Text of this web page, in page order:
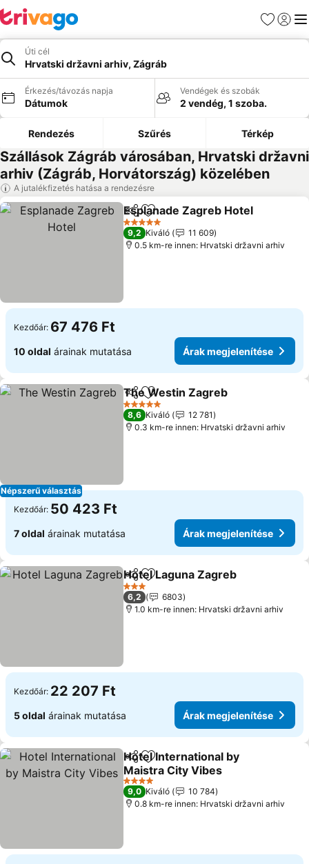
Kedvencek
Úti cél
Hrvatski državni arhiv, Zágráb
Érkezés/távozás napja
Dátumok
Vendégek és szobák
2 vendég, 1 szoba.
Rendezés Szűrés Térkép
Szállások Zágráb városában, Hrvatski državni
arhiv (Zágráb, Horvátország) közelében
A jutalékfizetés hatása a rendezésre
Megosztás
Hozzáadás a kedvencekhez
Esplanade Zagreb Hotel
5 Kategória
9,2 Kiváló
11 609
0.5 km-re innen: Hrvatski državni arhiv
Kezdőár: 67 476 Ft
10 oldal árainak mutatása Árak megjelenítése
Népszerű választás
Megosztás
Hozzáadás a kedvencekhez
The Westin Zagreb
5 Kategória
8,6 Kiváló
12 781
0.3 km-re innen: Hrvatski državni arhiv
Kezdőár: 50 423 Ft
7 oldal árainak mutatása Árak megjelenítése
Megosztás
Hozzáadás a kedvencekhez
Hotel Laguna Zagreb
3 Kategória
6,2
6803
1.0 km-re innen: Hrvatski državni arhiv
Kezdőár: 22 207 Ft
5 oldal árainak mutatása Árak megjelenítése
Megosztás
Hozzáadás a kedvencekhez
Hotel International by
Maistra City Vibes
4 Kategória
9,0 Kiváló
10 784
0.8 km-re innen: Hrvatski državni arhiv